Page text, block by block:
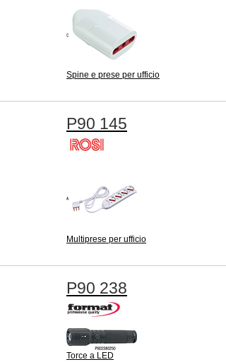
Spine e prese per ufficio
P90 145
Multiprese per ufficio
P90 238
Torce a LED